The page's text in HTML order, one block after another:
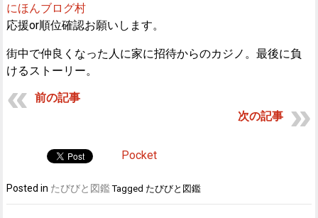
にほんブログ村
応援or順位確認お願いします。
街中で仲良くなった人に家に招待からのカジノ。最後に負
けるストーリー。
前の記事
次の記事
Pocket
Posted in たびびと図鑑 Tagged たびびと図鑑